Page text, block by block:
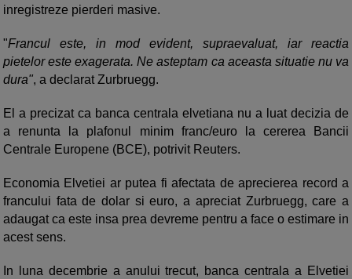
inregistreze pierderi masive.
"Francul este, in mod evident, supraevaluat, iar reactia
pietelor este exagerata. Ne asteptam ca aceasta situatie nu va
dura", a declarat Zurbruegg.
El a precizat ca banca centrala elvetiana nu a luat decizia de
a renunta la plafonul minim franc/euro la cererea Bancii
Centrale Europene (BCE), potrivit Reuters.
Economia Elvetiei ar putea fi afectata de aprecierea record a
francului fata de dolar si euro, a apreciat Zurbruegg, care a
adaugat ca este insa prea devreme pentru a face o estimare in
acest sens.
In luna decembrie a anului trecut, banca centrala a Elvetiei